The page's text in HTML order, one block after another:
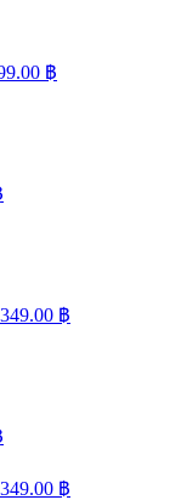
฿
349.00 ฿
349.00 ฿